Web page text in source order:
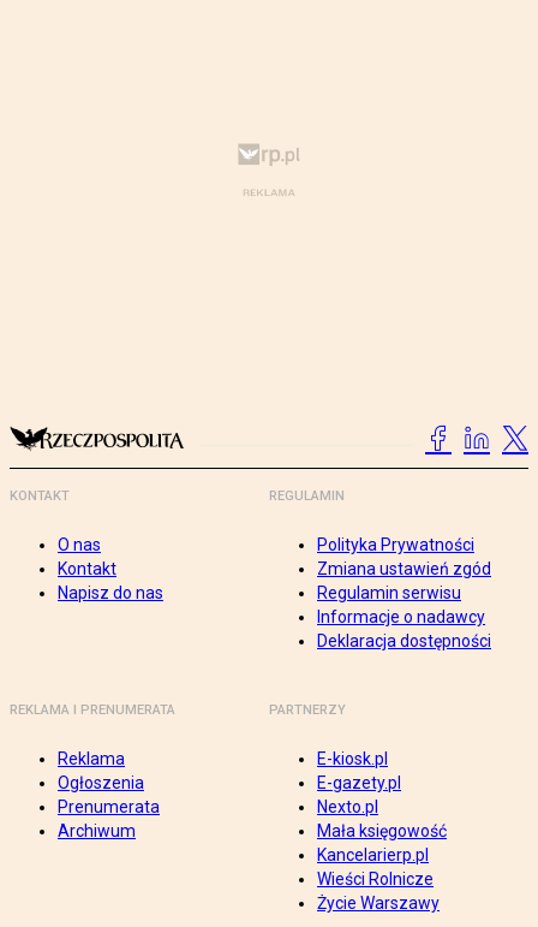
KONTAKT
O nas
Kontakt
Napisz do nas
REGULAMIN
Polityka Prywatności
Zmiana ustawień zgód
Regulamin serwisu
Informacje o nadawcy
Deklaracja dostępności
REKLAMA I PRENUMERATA
Reklama
Ogłoszenia
Prenumerata
Archiwum
PARTNERZY
E-kiosk.pl
E-gazety.pl
Nexto.pl
Mała księgowość
Kancelarierp.pl
Wieści Rolnicze
Życie Warszawy